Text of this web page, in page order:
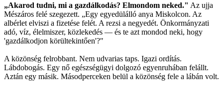
„Akarod tudni, mi a gazdálkodás? Elmondom neked." Az ujja
Mészáros felé szegezett. „Egy egyedülálló anya Miskolcon. Az
albérlet elviszi a fizetése felét. A rezsi a negyedét. Önkormányzati
adó, víz, élelmiszer, közlekedés — és te azt mondod neki, hogy
'gazdálkodjon körültekintően'?"
A közönség felrobbant. Nem udvarias taps. Igazi ordítás.
Lábdobogás. Egy nő egészségügyi dolgozó egyenruhában felállt.
Aztán egy másik. Másodperceken belül a közönség fele a lábán volt.